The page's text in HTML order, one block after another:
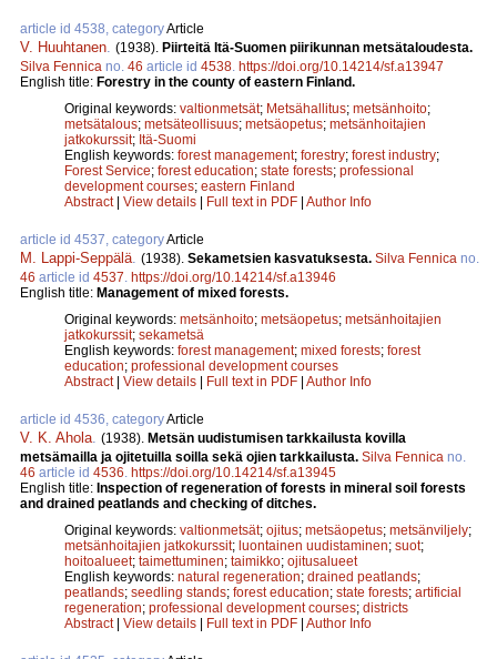
article id 4538, categoryArticle
V. Huuhtanen (1938). Piirteitä Itä-Suomen piirikunnan metsätaloudesta.
Silva Fennica no. 46 article id 4538 https://doi.org/10.14214/sf.a13947
English title: Forestry in the county of eastern Finland.
Original keywords: valtionmetsät; Metsähallitus; metsänhoito;
metsätalous; metsäteollisuus; metsäopetus; metsänhoitajien
jatkokurssit; Itä-Suomi
English keywords: forest management; forestry; forest industry;
Forest Service; forest education; state forests; professional
development courses; eastern Finland
Abstract| View details | Full text in PDF | Author Info
article id 4537, categoryArticle
M. Lappi-Seppälä (1938). Sekametsien kasvatuksesta. Silva Fennica no.
46 article id 4537 https://doi.org/10.14214/sf.a13946
English title: Management of mixed forests.
Original keywords: metsänhoito; metsäopetus; metsänhoitajien
jatkokurssit; sekametsä
English keywords: forest management; mixed forests; forest
education; professional development courses
Abstract| View details | Full text in PDF | Author Info
article id 4536, categoryArticle
V. K. Ahola (1938). Metsän uudistumisen tarkkailusta kovilla
metsämailla ja ojitetuilla soilla sekä ojien tarkkailusta. Silva Fennica no.
46 article id 4536 https://doi.org/10.14214/sf.a13945
English title: Inspection of regeneration of forests in mineral soil forests
and drained peatlands and checking of ditches.
Original keywords: valtionmetsät; ojitus; metsäopetus; metsänviljely;
metsänhoitajien jatkokurssit; luontainen uudistaminen; suot;
hoitoalueet; taimettuminen; taimikko; ojitusalueet
English keywords: natural regeneration; drained peatlands;
peatlands; seedling stands; forest education; state forests; artificial
regeneration; professional development courses; districts
Abstract| View details | Full text in PDF | Author Info